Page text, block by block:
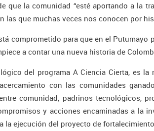
que la comunidad “esté aportando a la
las que muchas veces nos conocen por
comprometido para que en el Putumayo
a contar una nueva historia de
del programa A Ciencia Cierta, es la
con las comunidades
comunidad, padrinos tecnológicos,
y acciones encaminadas a la
la ejecución del proyecto de